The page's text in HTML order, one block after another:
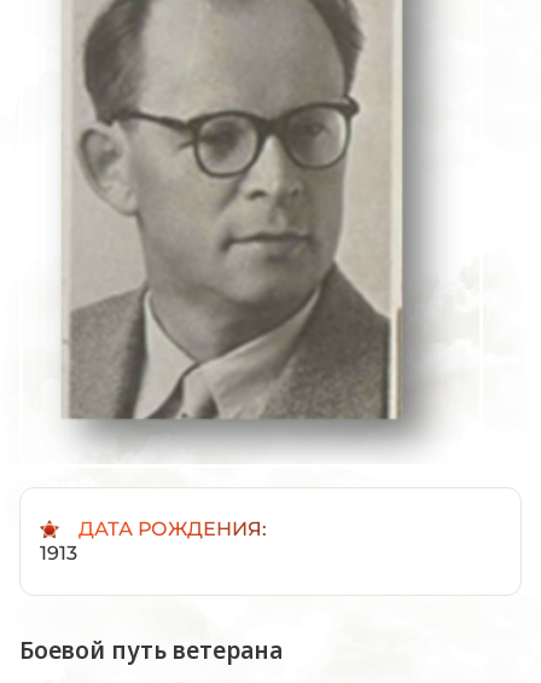
ДАТА РОЖДЕНИЯ:
1913
Боевой путь ветерана